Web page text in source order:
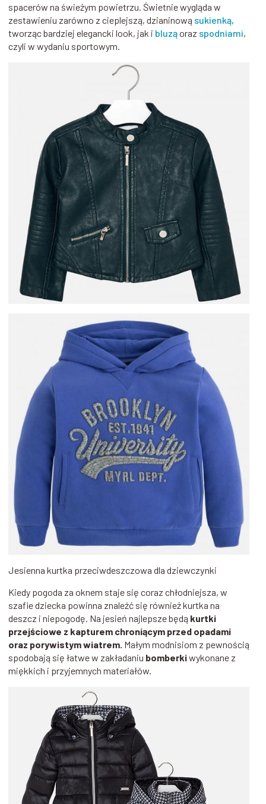
spacerów na świeżym powietrzu. Świetnie wygląda w
zestawieniu zarówno z cieplejszą, dzianinową sukienką,
tworząc bardziej elegancki look, jak i bluząoraz spodniami,
czyli w wydaniu sportowym.
Jesienna kurtka przeciwdeszczowa dla dziewczynki
Kiedy pogoda za oknem staje się coraz chłodniejsza, w
szafie dziecka powinna znaleźć się również kurtka na
deszcz i niepogodę. Na jesień najlepsze będą kurtki
przejściowe z kapturem chroniącym przed opadami
oraz porywistym wiatrem. Małym modnisiom z pewnością
spodobają się łatwe w zakładaniu bomberkiwykonane z
miękkich i przyjemnych materiałów.